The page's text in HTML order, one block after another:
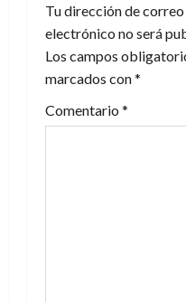
ó
n
d
Tu dirección de correo
electrónico no será
Los campos
marcados con*
Comentario *